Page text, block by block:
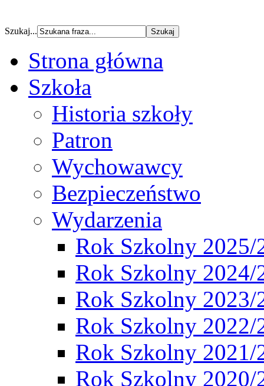
Szukaj...
Strona główna
Szkoła
Historia szkoły
Patron
Wychowawcy
Bezpieczeństwo
Wydarzenia
Rok Szkolny 2025/
Rok Szkolny 2024/
Rok Szkolny 2023/
Rok Szkolny 2022/
Rok Szkolny 2021/
Rok Szkolny 2020/